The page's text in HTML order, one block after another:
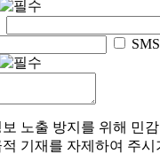
노출 방지를 위해 민
기재를 자제하여 주시